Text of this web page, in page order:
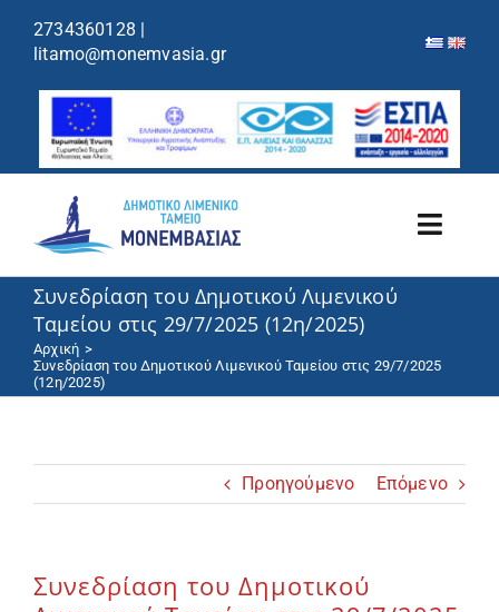
2734360128 |
litamo@monemvasia.gr
Λιμενικό Ταμείο
Λιμάνια/Ελλιμενισμός
Ανακοινώσεις
Συνεδρίαση του Δημοτικού Λιμενικού
Ταμείου στις 29/7/2025 (12η/2025)
Αρχική
Συνεδρίαση του Δημοτικού Λιμενικού Ταμείου στις 29/7/2025
(12η/2025)
Προηγούμενο Επόμενο
Συνεδρίαση του Δημοτικού